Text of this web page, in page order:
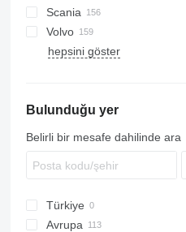
XG
Stralis
Trakker
TGA
TGL
TGM
A-Class
Actros
Actros 1832
Actros 1845
Actros 1848
Actros 2545
Actros 3241
Antos
Atego 815
Atego 1223
Atego 1318
Atego 1823
Axor
Axor 1840
Econic 2629
Econic 2633
Canter
Kerax
Magnum
Midlum
Scania
G-series
P-series
Volvo
FE
FM
VNL
hepsini göster
Bulunduğu yer
Belirli bir mesafe dahilinde ara
Türkiye
Avrupa